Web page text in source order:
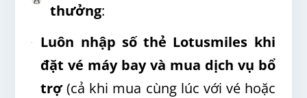
thưởng:
Luôn nhập số thẻ Lotusmiles khi
đặt vé máy bay và mua dịch vụ bổ
trợ(cả khi mua cùng lúc với vé hoặc